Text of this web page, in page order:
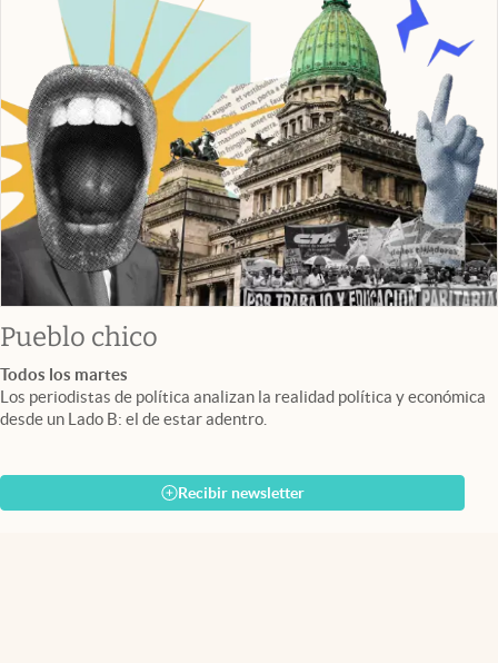
Pueblo chico
Todos los martes
Los periodistas de política analizan la realidad política y económica
desde un Lado B: el de estar adentro.
Recibir newsletter